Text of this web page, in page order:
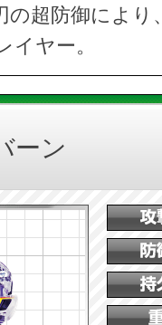
の超防御によ
イヤー。
ーン